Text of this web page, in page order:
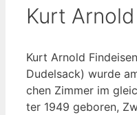
Kurt
Kurt Arnold
Dudel­sack) wur­de
chen Zim­mer im
ter 1949 gebo­ren,